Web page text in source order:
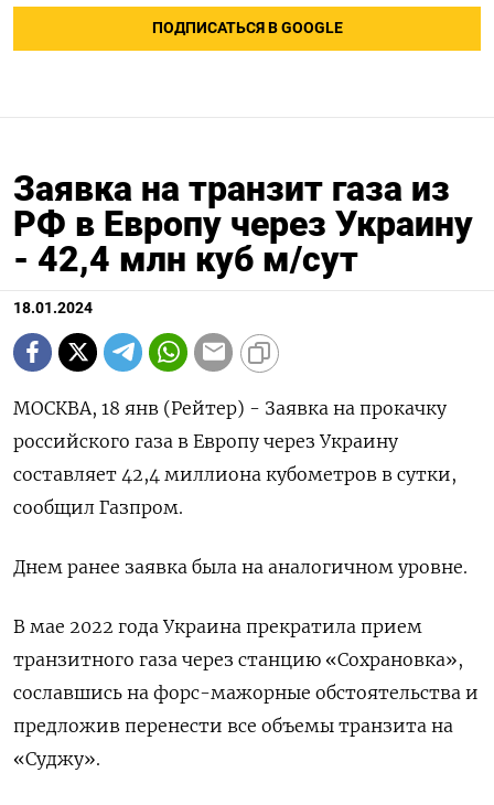
ПОДПИСАТЬСЯ В GOOGLE
Заявка на транзит газа из
РФ в Европу через Украину
- 42,4 млн куб м/сут
18.01.2024
МОСКВА, 18 янв (Рейтер) - Заявка на прокачку
российского газа в Европу через Украину
составляет 42,4 миллиона кубометров в сутки,
сообщил Газпром.
Днем ранее заявка была на аналогичном уровне.
В мае 2022 года Украина прекратила прием
транзитного газа через станцию «Сохрановка»,
сославшись на форс-мажорные обстоятельства и
предложив перенести все объемы транзита на
«Суджу».